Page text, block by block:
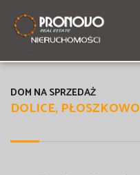
DOLICE, PŁOSZKOWO
DOM NA SPRZEDAŻ